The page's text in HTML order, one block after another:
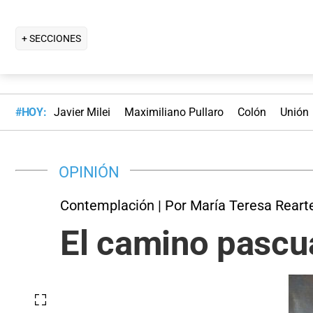
+ SECCIONES
#HOY: Javier Milei Maximiliano Pullaro Colón Unión
OPINIÓN
Contemplación | Por María Teresa
El camino